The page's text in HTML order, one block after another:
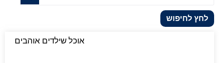
לחץ לחיפוש
אוכל שילדים אוהבים